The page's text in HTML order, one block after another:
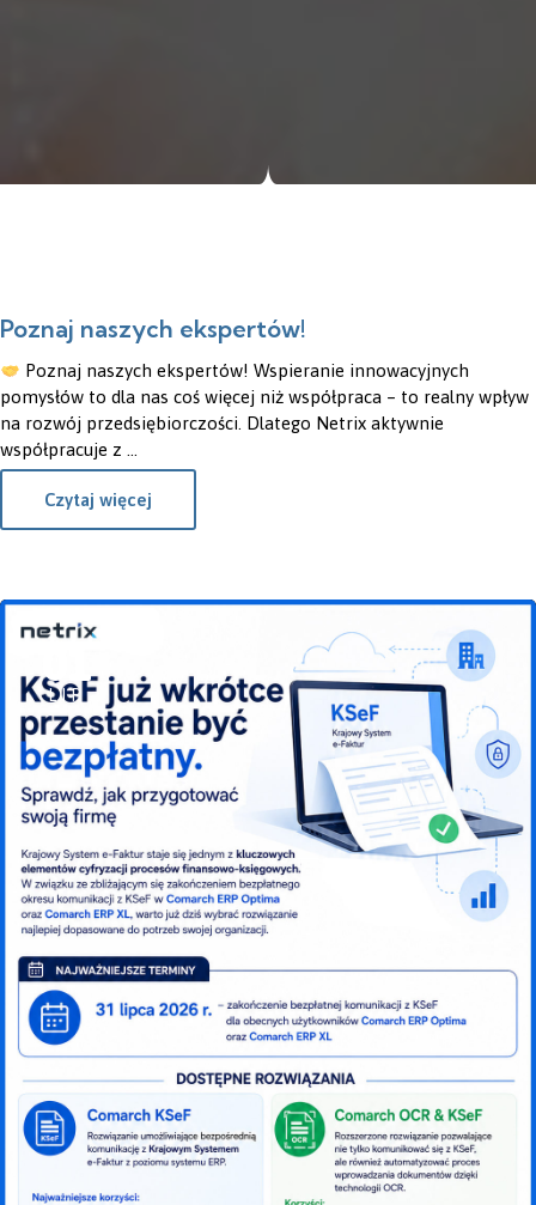
20
LIP
Poznaj naszych ekspertów!
Poznaj naszych ekspertów! Wspieranie innowacyjnych
pomysłów to dla nas coś więcej niż współpraca – to realny wpływ
na rozwój przedsiębiorczości. Dlatego Netrix aktywnie
współpracuje z ...
Czytaj więcej
01
LIP